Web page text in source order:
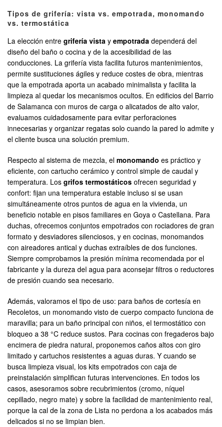
Tipos de grifería: vista vs. empotrada, monomando
vs. termostática
La elección entre grifería vista y empotrada dependerá del
diseño del baño o cocina y de la accesibilidad de las
conducciones. La grifería vista facilita futuros mantenimientos,
permite sustituciones ágiles y reduce costes de obra, mientras
que la empotrada aporta un acabado minimalista y facilita la
limpieza al quedar los mecanismos ocultos. En edificios del Barrio
de Salamanca con muros de carga o alicatados de alto valor,
evaluamos cuidadosamente para evitar perforaciones
innecesarias y organizar regatas solo cuando la pared lo admite y
el cliente busca una solución premium.
Respecto al sistema de mezcla, el monomando es práctico y
eficiente, con cartucho cerámico y control simple de caudal y
temperatura. Los grifos termostáticos ofrecen seguridad y
confort: fijan una temperatura estable incluso si se usan
simultáneamente otros puntos de agua en la vivienda, un
beneficio notable en pisos familiares en Goya o Castellana. Para
duchas, ofrecemos conjuntos empotrados con rociadores de gran
formato y desviadores silenciosos, y en cocinas, monomandos
con aireadores antical y duchas extraíbles de dos funciones.
Siempre comprobamos la presión mínima recomendada por el
fabricante y la dureza del agua para aconsejar filtros o reductores
de presión cuando sea necesario.
Además, valoramos el tipo de uso: para baños de cortesía en
Recoletos, un monomando visto de cuerpo compacto funciona de
maravilla; para un baño principal con niños, el termostático con
bloqueo a 38 °C reduce sustos. Para cocinas con fregaderos bajo
encimera de piedra natural, proponemos caños altos con giro
limitado y cartuchos resistentes a aguas duras. Y cuando se
busca limpieza visual, los kits empotrados con caja de
preinstalación simplifican futuras intervenciones. En todos los
casos, asesoramos sobre recubrimientos (cromo, níquel
cepillado, negro mate) y sobre la facilidad de mantenimiento real,
porque la cal de la zona de Lista no perdona a los acabados más
delicados si no se limpian bien.